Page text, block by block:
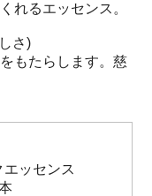
れるエッセンス。
さ)
もたらします。慈
ッセンス